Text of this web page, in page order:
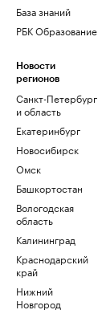
База знаний
РБК Образование
Новости
регионов
Санкт-Петербург
и область
Екатеринбург
Новосибирск
Омск
Башкортостан
Вологодская
область
Калининград
Краснодарский
край
Нижний
Новгород